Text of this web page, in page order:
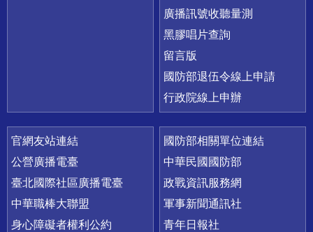
廣播訊號收聽量測
黑膠唱片查詢
留言版
國防部退伍令線上申請
行政院線上申辦
官網友站連結
公營廣播電臺
臺北國際社區廣播電臺
中華職棒大聯盟
身心障礙者權利公約
國防部相關單位連結
中華民國國防部
政戰資訊服務網
軍事新聞通訊社
青年日報社